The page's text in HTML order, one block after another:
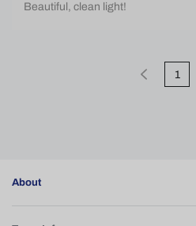
Beautiful, clean light!
1
About